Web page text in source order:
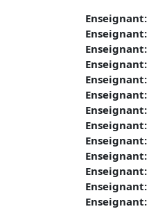
Enseignant:
Enseignant:
Enseignant:
Enseignant:
Enseignant:
Enseignant:
Enseignant:
Enseignant:
Enseignant:
Enseignant:
Enseignant:
Enseignant:
Enseignant: